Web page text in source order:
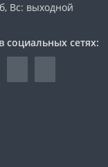
Вс: выходной
социальных сетях: